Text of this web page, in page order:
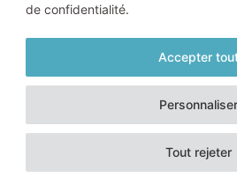
de confidentialité.
Personnaliser
Tout rejeter
Accepter
© HD Image et Son - 2026 |
confidentialité| Tous
Un site conçu et réalisé par l'